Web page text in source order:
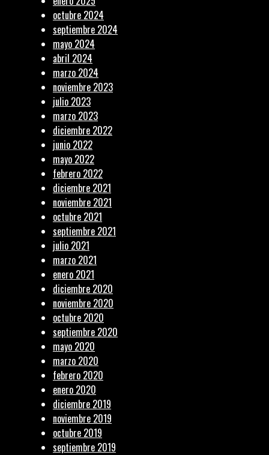
octubre 2024
septiembre 2024
mayo 2024
abril 2024
marzo 2024
noviembre 2023
julio 2023
marzo 2023
diciembre 2022
junio 2022
mayo 2022
febrero 2022
diciembre 2021
noviembre 2021
octubre 2021
septiembre 2021
julio 2021
marzo 2021
enero 2021
diciembre 2020
noviembre 2020
octubre 2020
septiembre 2020
mayo 2020
marzo 2020
febrero 2020
enero 2020
diciembre 2019
noviembre 2019
octubre 2019
septiembre 2019